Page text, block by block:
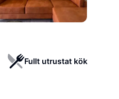
Fullt utrustat kök